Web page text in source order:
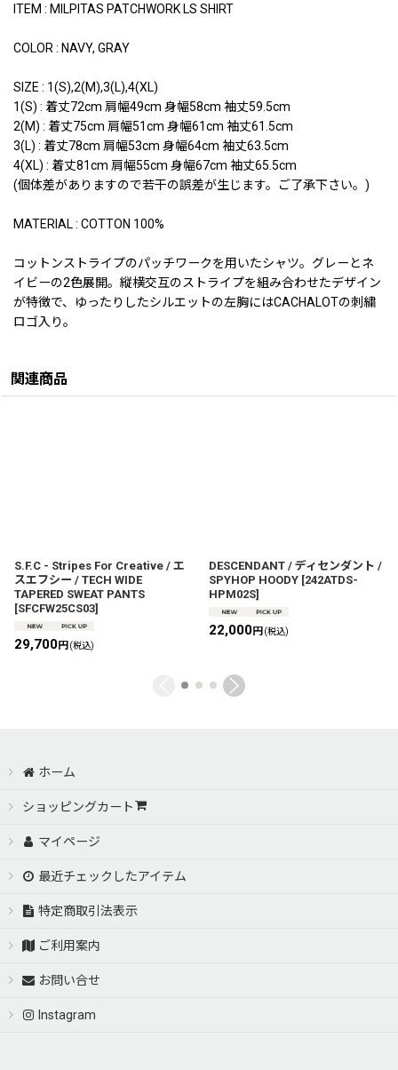
ITEM : MILPITAS PATCHWORK LS SHIRT
COLOR : NAVY, GRAY
SIZE : 1(S),2(M),3(L),4(XL)
1(S) : 着丈72cm 肩幅49cm 身幅58cm 袖丈59.5cm
2(M) : 着丈75cm 肩幅51cm 身幅61cm 袖丈61.5cm
3(L) : 着丈78cm 肩幅53cm 身幅64cm 袖丈63.5cm
4(XL) : 着丈81cm 肩幅55cm 身幅67cm 袖丈65.5cm
(個体差がありますので若干の誤差が生じます。ご了承下さい。)
MATERIAL : COTTON 100%
コットンストライプのパッチワークを用いたシャツ。グレーとネ
イビーの2色展開。縦横交互のストライプを組み合わせたデザイン
が特徴で、ゆったりしたシルエットの左胸にはCACHALOTの刺繍
ロゴ入り。
関連商品
S.F.C - Stripes For Creative / エ
スエフシー / TECH WIDE
TAPERED SWEAT PANTS
[SFCFW25CS03]
29,700円(税込)
DESCENDANT / ディセンダント /
SPYHOP HOODY [242ATDS-
HPM02S]
22,000円(税込)
ホーム
ショッピングカート
マイページ
最近チェックしたアイテム
特定商取引法表示
ご利用案内
お問い合せ
Instagram